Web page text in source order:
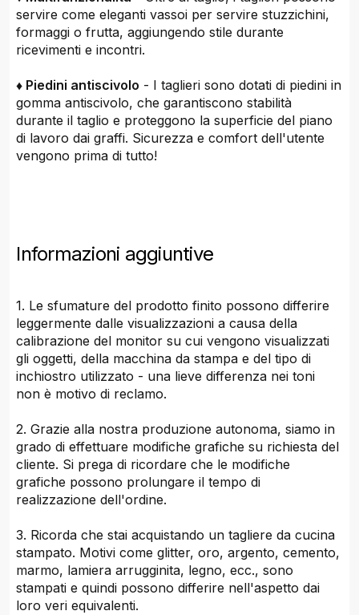
servire come eleganti vassoi per servire stuzzichini,
formaggi o frutta, aggiungendo stile durante
ricevimenti e incontri.
♦ Piedini antiscivolo - I taglieri sono dotati di piedini in
gomma antiscivolo, che garantiscono stabilità
durante il taglio e proteggono la superficie del piano
di lavoro dai graffi. Sicurezza e comfort dell'utente
vengono prima di tutto!
Informazioni aggiuntive
1. Le sfumature del prodotto finito possono differire
leggermente dalle visualizzazioni a causa della
calibrazione del monitor su cui vengono visualizzati
gli oggetti, della macchina da stampa e del tipo di
inchiostro utilizzato - una lieve differenza nei toni
non è motivo di reclamo.
2. Grazie alla nostra produzione autonoma, siamo in
grado di effettuare modifiche grafiche su richiesta del
cliente. Si prega di ricordare che le modifiche
grafiche possono prolungare il tempo di
realizzazione dell'ordine.
3. Ricorda che stai acquistando un tagliere da cucina
stampato. Motivi come glitter, oro, argento, cemento,
marmo, lamiera arrugginita, legno, ecc., sono
stampati e quindi possono differire nell'aspetto dai
loro veri equivalenti.